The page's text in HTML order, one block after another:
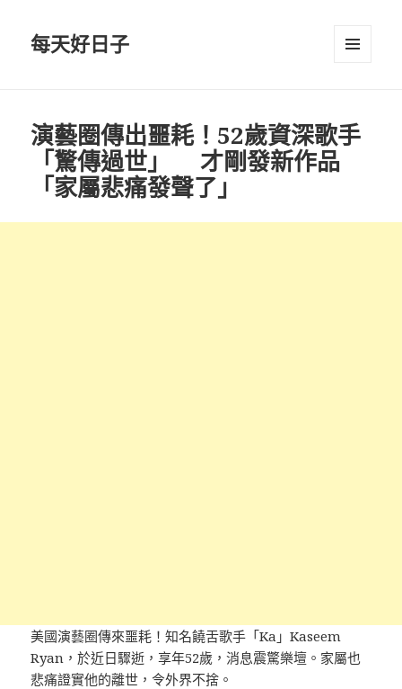
每天好日子
演藝圈傳出噩耗！52歲資深歌手
「驚傳過世」 才剛發新作品
「家屬悲痛發聲了」
美國演藝圈傳來噩耗！知名饒舌歌手「Ka」Kaseem
Ryan，於近日驟逝，享年52歲，消息震驚樂壇。家屬也
悲痛證實他的離世，令外界不捨。